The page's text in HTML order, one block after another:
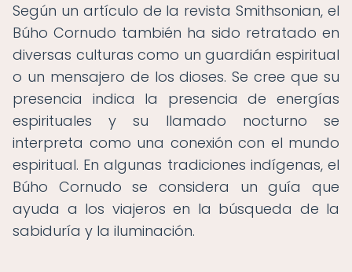
Según un artículo de la revista Smithsonian, el
Búho Cornudo también ha sido retratado en
diversas culturas como un guardián espiritual
o un mensajero de los dioses. Se cree que su
presencia indica la presencia de energías
espirituales y su llamado nocturno se
interpreta como una conexión con el mundo
espiritual. En algunas tradiciones indígenas, el
Búho Cornudo se considera un guía que
ayuda a los viajeros en la búsqueda de la
sabiduría y la iluminación.